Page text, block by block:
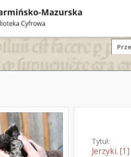
Tytuł:
Jerzyki. [1]